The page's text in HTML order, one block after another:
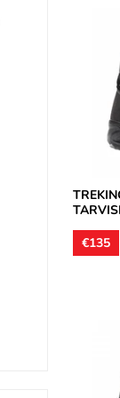
Značka:
Záruka:
€135